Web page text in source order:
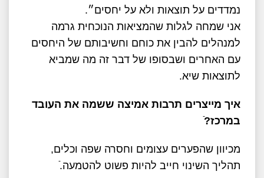
נמדדים על תוצאות ולא על יחסים״.
אני שמחה לגלות שהמציאות הנוכחית גרמה
למנהלים להבין את כוחם וחשיבותם של היחסים
עם האחרים ושבסופו של דבר זה מה שמביא
לתוצאות שיא.
איך מייצרים תרבות אמיצה ששמה את העובד
במרכז?ֿ
מכיוון שהפערים עצומים וחסרה שפה וכלים,
תהליך השינוי חייב להיות פשוט להטמעה.ֿ